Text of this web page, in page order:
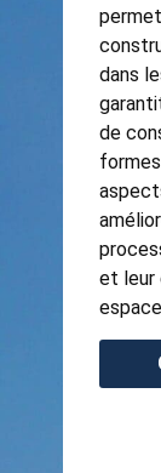
dans
de
et leur